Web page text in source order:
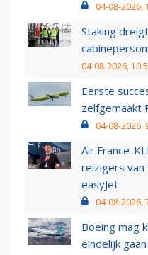
04-08-2026,
Staking
04-08-2026,
Eerste
zelfgemaakt
04-08-2026,
Air France-
reizigers van
easyJet
04-08-2026,
Boeing mag
eindelijk